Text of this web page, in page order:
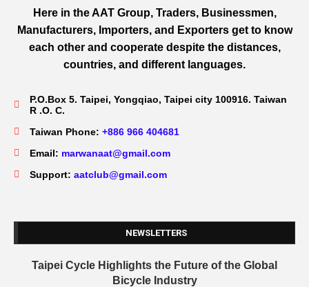
Here in the AAT Group, Traders, Businessmen,
Manufacturers, Importers, and Exporters get to know
each other and cooperate despite the distances,
countries, and different languages.
P.O.Box 5. Taipei, Yongqiao, Taipei city 100916. Taiwan
R .O. C.
Taiwan Phone: +886 966 404681
Email: marwanaat@gmail.com
Support: aatclub@gmail.com
NEWSLETTERS
Taipei Cycle Highlights the Future of the Global
Bicycle Industry